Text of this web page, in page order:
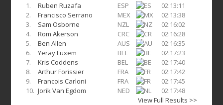
1. Ruben Ruzafa ESP
02:13:11
2.
Francisco Serrano MEX
02:13:38
3.
Sam Osborne NZL
02:16:02
4.
Rom Akerson CRC
02:16:28
5.
Ben Allen AUS
02:16:35
6.
Yeray Luxem BEL
02:17:23
7.
Kris Coddens BEL
02:17:40
8.
Arthur Forissier FRA
02:17:42
9.
Francois Carloni FRA
02:17:45
10. Jorik Van Egdom NED
02:17:48
View Full Results >>